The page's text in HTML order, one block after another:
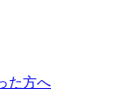
た方へ